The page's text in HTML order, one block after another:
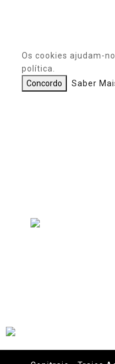
Os cookies ajudam-
política.
Concordo
Saber